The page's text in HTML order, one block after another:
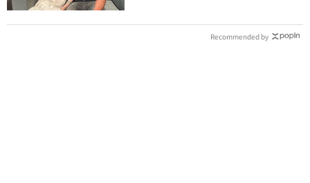
Recommended by